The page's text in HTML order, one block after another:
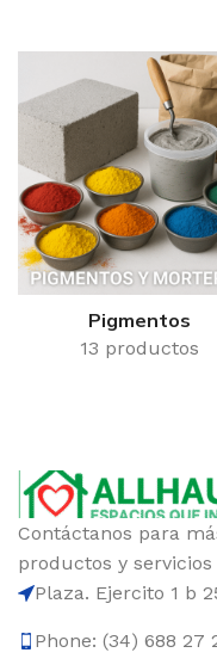
Pigmentos
13 productos
Contáctanos para
productos y servicios
Plaza. Ejercito 1 b
Phone: (34) 688 27